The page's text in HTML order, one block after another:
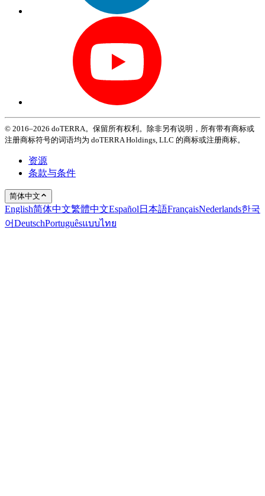
© 2016–2026 doTERRA。保留所有权利。除非另有说明，所有带有商标或
注册商标符号的词语均为 doTERRA Holdings, LLC 的商标或注册商标。
资源
条款与条件
简体中文
English简体中文繁體中文Español 日本語FrançaisNederlands한국
어DeutschPortuguêsแบบไทย